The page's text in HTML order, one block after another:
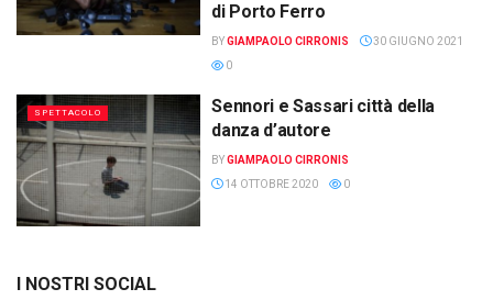
di Porto Ferro
BYGIAMPAOLO CIRRONIS
30 GIUGNO 2021
0
SPETTACOLO
Sennori e Sassari città della
danza d’autore
BYGIAMPAOLO CIRRONIS
14 OTTOBRE 2020
0
I NOSTRI SOCIAL